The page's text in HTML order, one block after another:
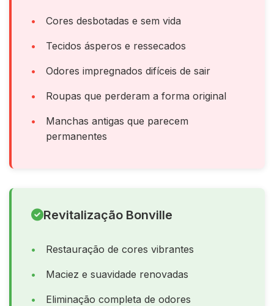
Cores desbotadas e sem vida
Tecidos ásperos e ressecados
Odores impregnados difíceis de sair
Roupas que perderam a forma original
Manchas antigas que parecem
permanentes
Revitalização Bonville
Restauração de cores vibrantes
Maciez e suavidade renovadas
Eliminação completa de odores